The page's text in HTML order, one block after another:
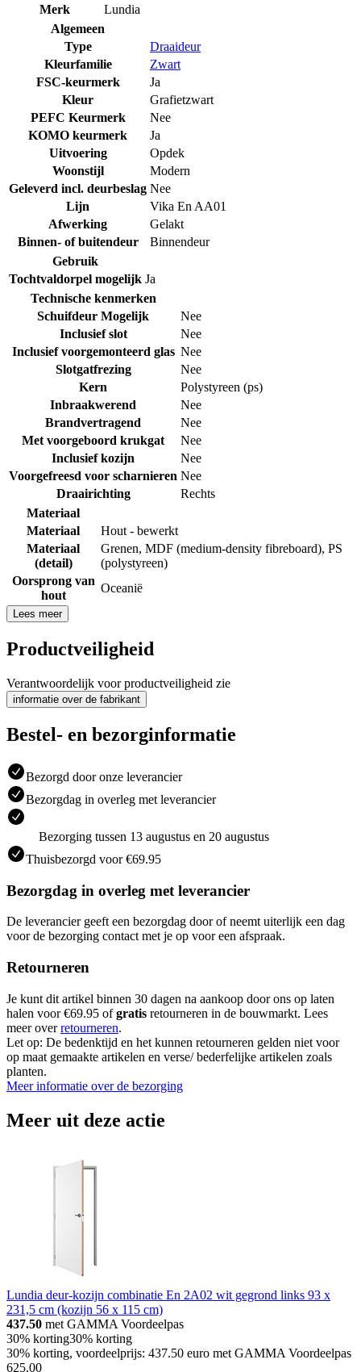
Merk
Lundia
Algemeen
Type
Draaideur
Kleurfamilie
Zwart
FSC-keurmerk
Ja
Kleur
Grafietzwart
PEFC Keurmerk
Nee
KOMO keurmerk
Ja
Uitvoering
Opdek
Woonstijl
Modern
Geleverd incl. deurbeslag Nee
Lijn
Vika En AA01
Afwerking
Gelakt
Binnen- of buitendeur
Binnendeur
Gebruik
Tochtvaldorpel mogelijk Ja
Technische kenmerken
Schuifdeur Mogelijk
Nee
Inclusief slot
Nee
Inclusief voorgemonteerd glas Nee
Slotgatfrezing
Nee
Kern
Polystyreen (ps)
Inbraakwerend
Nee
Brandvertragend
Nee
Met voorgeboord krukgat
Nee
Inclusief kozijn
Nee
Voorgefreesd voor scharnieren Nee
Draairichting
Rechts
Materiaal
Materiaal
Hout - bewerkt
Materiaal
(detail)
Grenen, MDF (medium-density fibreboard), PS
(polystyreen)
Oorsprong van
hout
Oceanië
Lees meer
Productveiligheid
Verantwoordelijk voor productveiligheid zie
informatie over de fabrikant
Bestel- en bezorginformatie
Bezorgd door onze leverancier
Bezorgdag in overleg met leverancier
Bezorging tussen 13 augustus en 20 augustus
Thuisbezorgd voor €69.95
Bezorgdag in overleg met leverancier
De leverancier geeft een bezorgdag door of neemt uiterlijk een dag
voor de bezorging contact met je op voor een afspraak.
Retourneren
Je kunt dit artikel binnen 30 dagen na aankoop door ons op laten
halen voor €69.95 ofgratis retourneren in de bouwmarkt. Lees
meer overretourneren.
Let op: De bedenktijd en het kunnen retourneren gelden niet voor
op maat gemaakte artikelen en verse/ bederfelijke artikelen zoals
planten.
Meer informatie over de bezorging
Meer uit deze actie
Lundia deur-kozijn combinatie En 2A02 wit gegrond links 93 x
231,5 cm (kozijn 56 x 115 cm)
437.50 met GAMMA Voordeelpas
30% korting30% korting
30% korting, voordeelprijs: 437.50 euro met GAMMA Voordeelpas
625.00